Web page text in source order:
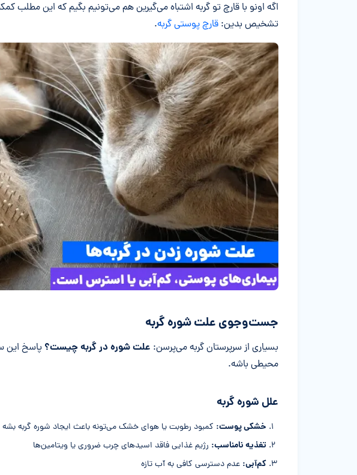
اگه اونو با قارچ تو گربه اشتباه می‌گیرین هم می‌تونیم بگیم که این مطلب
تشخیص بدین: قارچ پوستی گربه.
جست‌وجوی علت شوره گربه
بسیاری از سرپرستان گربه می‌پرسن: علت شوره در گربه چیست؟ پاسخ این
محیطی باشه.
علل شوره گربه
خشکی پوست: کمبود رطوبت یا هوای خشک می‌تونه باعث ایجاد شوره گربه بشه
تغذیه نامناسب: رژیم غذایی فاقد اسیدهای چرب ضروری یا ویتامین‌ها
کم‌آبی: عدم دسترسی کافی به آب تازه